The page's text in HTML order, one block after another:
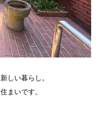
しい暮らし。
まいです。